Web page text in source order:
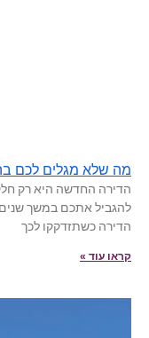
מה שלא מגלים לכם
הדירה החדשה היא רק
להגביל אתכם במשך
הדירה כשתזדקקו לכך
קראו עוד »